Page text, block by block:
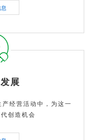
展
经营活动中，为这一
一代创造机会